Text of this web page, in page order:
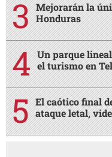
Mejorarán la
Honduras
Un parque
el turismo en
El caótico final
ataque letal,